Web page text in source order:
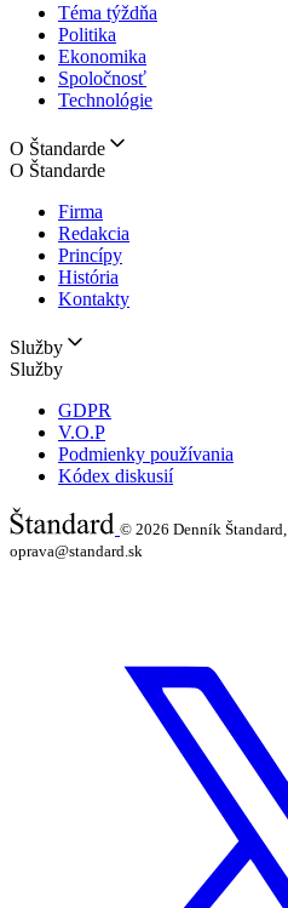
Téma týždňa
Politika
Ekonomika
Spoločnosť
Technológie
O Štandarde
O Štandarde
Firma
Redakcia
Princípy
História
Kontakty
Služby
Služby
GDPR
V.O.P
Podmienky používania
Kódex diskusií
© 2026 Denník
oprava@standard.sk